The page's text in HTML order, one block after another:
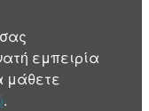
εμπειρία
μάθετε
.